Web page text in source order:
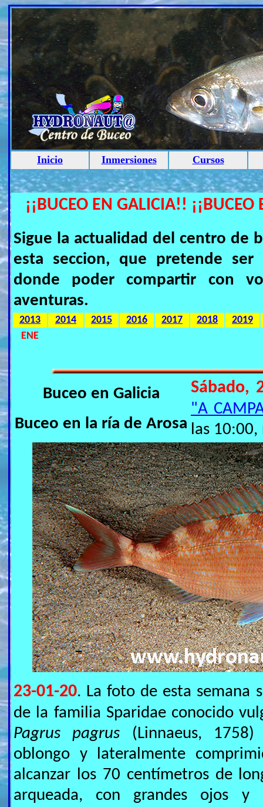
Inicio Inmersiones Cursos
¡¡BUCEO EN GALICIA!!
Sigue la actualidad del centro de
esta seccion, que pretende
donde poder compartir con
aventuras.
2013 2014 2015 2016 2017 2018
2019
ENE
Buceo en Galicia
Buceo en la ría de Arosa
Sábado,
"A
las 10:00,
23-01-20. La foto de esta semana
de la familia Sparidae conocido
Pagrus pagrus (Linnaeus,
oblongo y lateralmente
alcanzar los 70 centímetros de
arqueada, con grandes ojos